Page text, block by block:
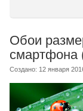
Обои
смартфона
Создано: 12 января